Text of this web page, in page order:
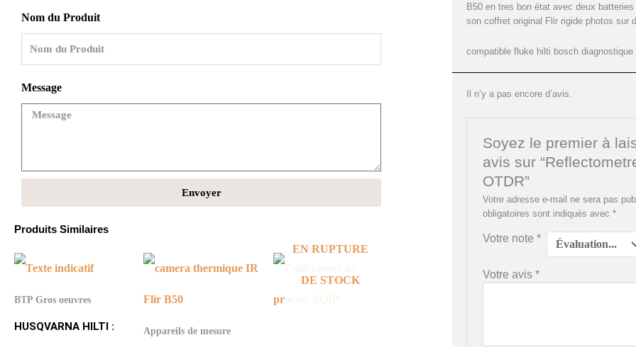
Nom du Produit
Message
Envoyer
Produits Similaires
BTP Gros oeuvres
HUSQVARNA HILTI : Appareils de mesure
EN RUPTURE
DE STOCK
B50 en tres bon état avec deux
son coffret original Flir rigide photos
compatible fluke hilti bosch diagnostique
Il n’y a pas encore d’avis.
Soyez le premier à
avis sur
OTDR”
Votre adresse e-mail ne sera pas
obligatoires sont indiqués avec *
Votre note *
Votre avis *